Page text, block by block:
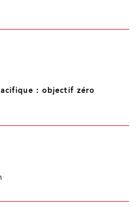
: objectif zéro